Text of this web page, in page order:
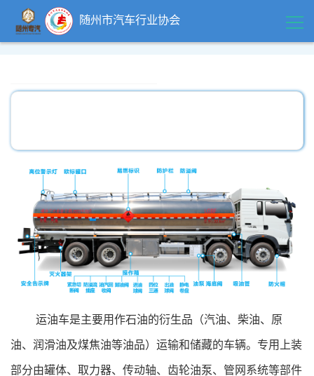
随州市汽车行业协会
精品中心
企业风采
行业动态
政策法规
行业标准
运油车是主要用作石油的衍生品（汽油、柴油、原
油、润滑油及煤焦油等油品）运输和储藏的车辆。专用上装
部分由罐体、取力器、传动轴、齿轮油泵、管网系统等部件